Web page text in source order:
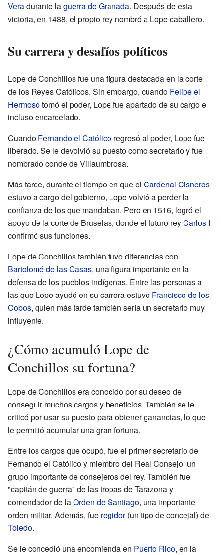
Veradurante laguerra de Granada. Después de esta
victoria, en 1488, el propio rey nombró a Lope caballero.
Su carrera y desafíos políticos
Lope de Conchillos fue una figura destacada en la corte
de los Reyes Católicos. Sin embargo, cuando Felipe el
Hermosotomó el poder, Lope fue apartado de su cargo e
incluso encarcelado.
Cuando Fernando el Católico regresó al poder, Lope fue
liberado. Se le devolvió su puesto como secretario y fue
nombrado conde de Villaumbrosa.
Más tarde, durante el tiempo en que el Cardenal Cisneros
estuvo a cargo del gobierno, Lope volvió a perder la
confianza de los que mandaban. Pero en 1516, logró el
apoyo de la corte de Bruselas, donde el futuro reyCarlos I
confirmó sus funciones.
Lope de Conchillos también tuvo diferencias con
Bartolomé de las Casas, una figura importante en la
defensa de los pueblos indígenas. Entre las personas a
las que Lope ayudó en su carrera estuvo Francisco de los
Cobos, quien más tarde también sería un secretario muy
influyente.
¿Cómo acumuló Lope de
Conchillos su fortuna?
Lope de Conchillos era conocido por su deseo de
conseguir muchos cargos y beneficios. También se le
criticó por usar su puesto para obtener ganancias, lo que
le permitió acumular una gran fortuna.
Entre los cargos que ocupó, fue el primer secretario de
Fernando el Católico y miembro del Real Consejo, un
grupo importante de consejeros del rey. También fue
"capitán de guerra" de las tropas de Tarazona y
comendador de laOrden de Santiago, una importante
orden militar. Además, fue regidor(un tipo de concejal) de
Toledo.
Se le concedió una encomienda en Puerto Rico, en la